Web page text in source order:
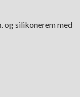
og silikonerem med